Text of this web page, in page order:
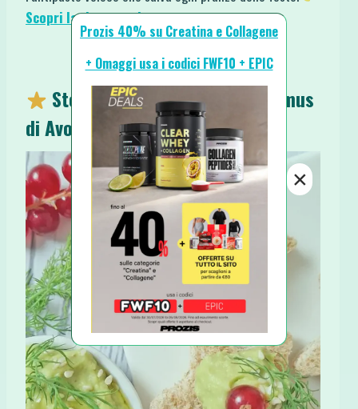
Scopri la ricetta qui
Stelline di Pancarré con Hummus
di Avocado
Prozis 40% su Creatina e Collagene
+ Omaggi usa i codici FWF10 + EPIC
×